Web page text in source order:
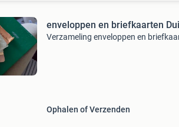
enveloppen en briefkaarten
Verzameling enveloppen en
Ophalen of Verzenden